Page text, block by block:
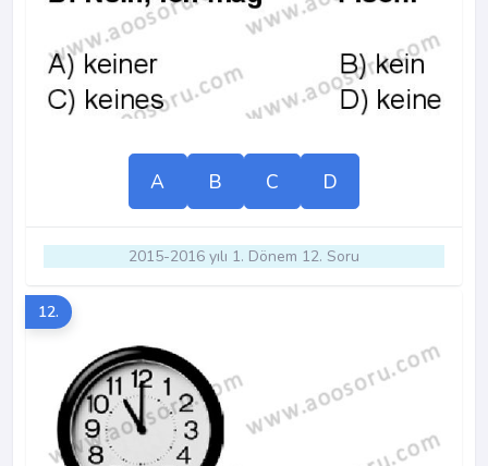
A B C D
2015-2016 yılı 1. Dönem 12. Soru
12.